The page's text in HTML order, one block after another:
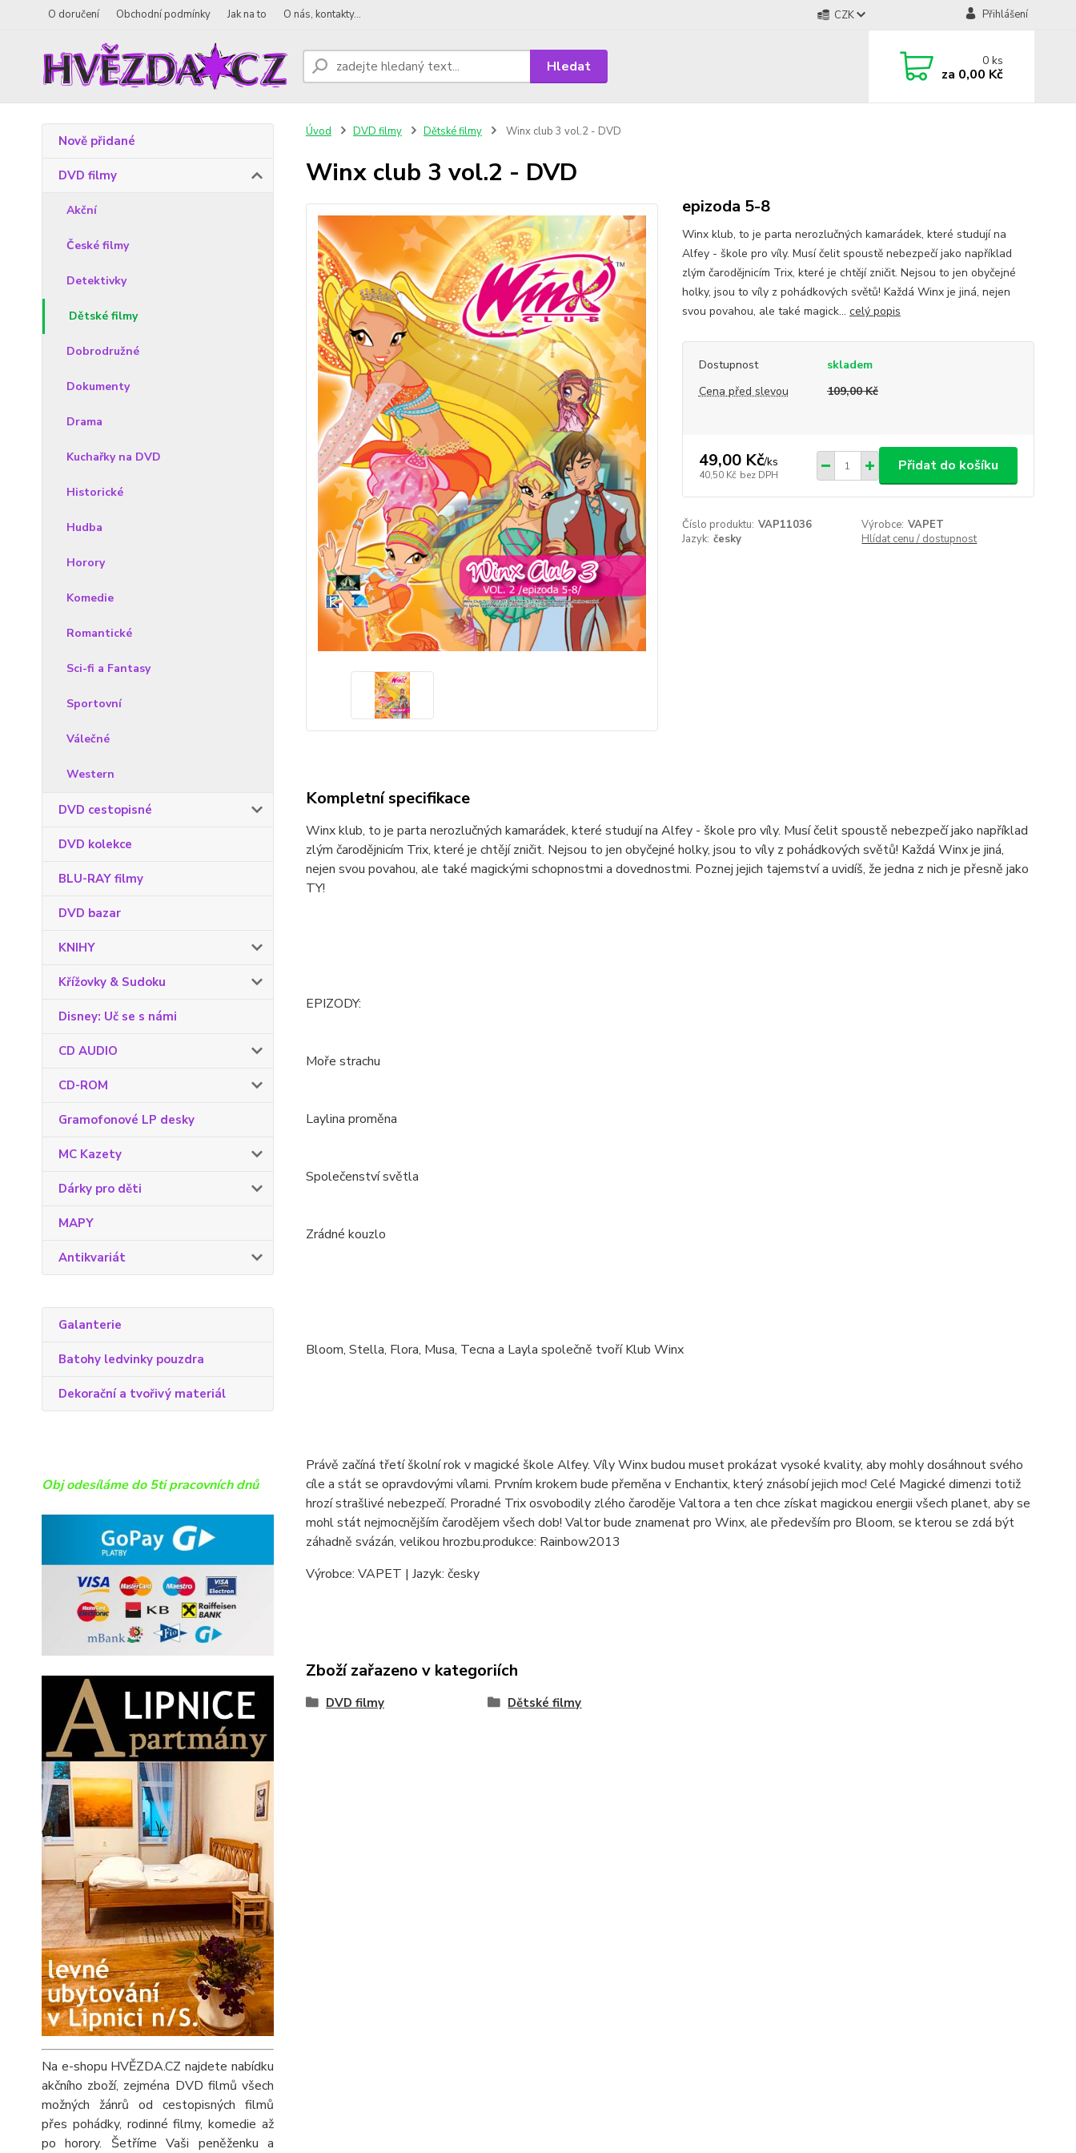
O doručení Obchodní podmínky Jak na to O nás, kontakty... CZK Přihlášení
Hledat 0ks
za 0,00 Kč
Nově přidané
DVD filmy
Akční
České filmy
Detektivky
Dětské filmy
Dobrodružné
Dokumenty
Drama
Kuchařky na DVD
Historické
Hudba
Horory
Komedie
Romantické
Sci-fi a Fantasy
Sportovní
Válečné
Western
DVD cestopisné
DVD kolekce
BLU-RAY filmy
DVD bazar
KNIHY
Křížovky & Sudoku
Disney: Uč se s námi
CD AUDIO
CD-ROM
Gramofonové LP desky
MC Kazety
Dárky pro děti
MAPY
Antikvariát
Galanterie
Batohy ledvinky pouzdra
Dekorační a tvořivý materiál
Obj odesíláme do 5ti pracovních dnů
Na e-shopu HVĚZDA.CZ najdete nabídku
akčního zboží, zejména DVD filmů všech
možných žánrů od cestopisných filmů
přes pohádky, rodinné filmy, komedie až
po horory. Šetříme Vaši peněženku a
Úvod DVD filmy Dětské filmy Winx club 3 vol.2 - DVD
Winx club 3 vol.2 - DVD
epizoda 5-8
Winx klub, to je parta nerozlučných kamarádek, které studují na
Alfey - škole pro víly. Musí čelit spoustě nebezpečí jako například
zlým čarodějnicím Trix, které je chtějí zničit. Nejsou to jen obyčejné
holky, jsou to víly z pohádkových světů! Každá Winx je jiná, nejen
svou povahou, ale také magick... celý popis
Dostupnost
skladem
Cena před slevou
109,00 Kč
49,00 Kč/ks
40,50 Kč bez DPH
Přidat do košíku
Číslo produktu: VAP11036 Výrobce: VAPET
Jazyk: česky Hlídat cenu / dostupnost
Kompletní specifikace
Winx klub, to je parta nerozlučných kamarádek, které studují na Alfey - škole pro víly. Musí čelit spoustě nebezpečí jako například
zlým čarodějnicím Trix, které je chtějí zničit. Nejsou to jen obyčejné holky, jsou to víly z pohádkových světů! Každá Winx je jiná,
nejen svou povahou, ale také magickými schopnostmi a dovednostmi. Poznej jejich tajemství a uvidíš, že jedna z nich je přesně jako
TY!
EPIZODY:
Moře strachu
Laylina proměna
Společenství světla
Zrádné kouzlo
Bloom, Stella, Flora, Musa, Tecna a Layla společně tvoří Klub Winx
Právě začíná třetí školní rok v magické škole Alfey. Víly Winx budou muset prokázat vysoké kvality, aby mohly dosáhnout svého
cíle a stát se opravdovými vílami. Prvním krokem bude přeměna v Enchantix, který znásobí jejich moc! Celé Magické dimenzi totiž
hrozí strašlivé nebezpečí. Proradné Trix osvobodily zlého čaroděje Valtora a ten chce získat magickou energii všech planet, aby se
mohl stát nejmocnějším čarodějem všech dob! Valtor bude znamenat pro Winx, ale především pro Bloom, se kterou se zdá být
záhadně svázán, velikou hrozbu.produkce: Rainbow2013
Výrobce: VAPET | Jazyk: česky
Zboží zařazeno v kategoriích
DVD filmy Dětské filmy